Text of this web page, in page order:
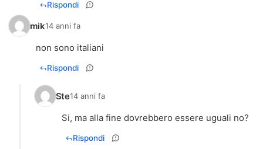
Rispondi
mik14 anni fa
non sono italiani
Rispondi
Ste14 anni fa
Si, ma alla fine dovrebbero essere uguali no?
Rispondi